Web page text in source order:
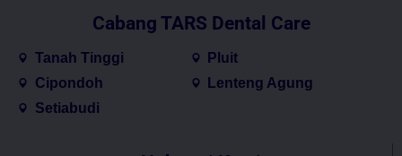
Cabang TARS Dental Care
Tanah Tinggi
Cipondoh
Setiabudi
Pluit
Lenteng Agung